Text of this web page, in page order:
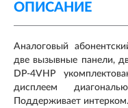
ОПИСАНИЕ
Аналоговый
две вызывные панели,
DP-4VHP
дисплеем
Поддерживает интерком.